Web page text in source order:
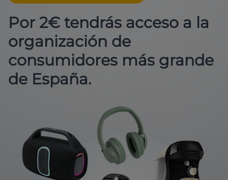
Por 2€ tendrás acceso a la
organización de
consumidores más grande
de España.